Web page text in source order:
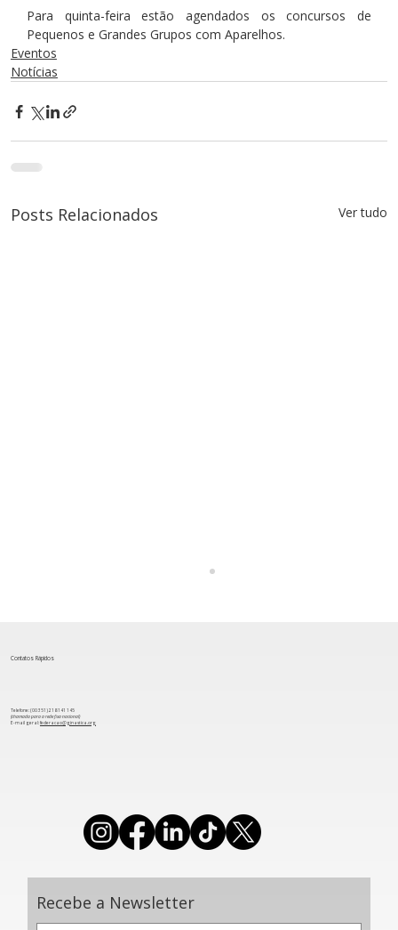
Para quinta-feira estão agendados os concursos de
Pequenos e Grandes Grupos com Aparelhos.
Eventos
Notícias
Posts Relacionados Ver tudo
for Life Challenge
Recebe a Newsletter
Contatos Rápidos
Telefone: (00 351) 218 141 145
(chamada para a rede fixa nacional)
​E-mail geral:federacao@ginastica.org